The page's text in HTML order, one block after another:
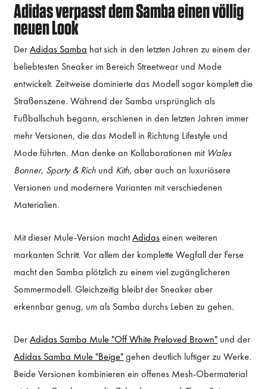
Adidas verpasst dem Samba einen völlig
neuen Look
DerAdidas Samba hat sich in den letzten Jahren zu einem der
beliebtesten Sneaker im Bereich Streetwear und Mode
entwickelt. Zeitweise dominierte das Modell sogar komplett die
Straßenszene. Während der Samba ursprünglich als
Fußballschuh begann, erschienen in den letzten Jahren immer
mehr Versionen, die das Modell in Richtung Lifestyle und
Mode führten. Man denke an Kollaborationen mit Wales
Bonner, Sporty & Rich und Kith, aber auch an luxuriösere
Versionen und modernere Varianten mit verschiedenen
Materialien.
Mit dieser Mule-Version machtAdidaseinen weiteren
markanten Schritt. Vor allem der komplette Wegfall der Ferse
macht den Samba plötzlich zu einem viel zugänglicheren
Sommermodell. Gleichzeitig bleibt der Sneaker aber
erkennbar genug, um als Samba durchs Leben zu gehen.
DerAdidas Samba Mule "Off White Preloved Brown" und der
Adidas Samba Mule "Beige"gehen deutlich luftiger zu Werke.
Beide Versionen kombinieren ein offenes Mesh-Obermaterial